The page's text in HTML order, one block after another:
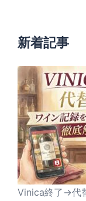
新着記事
Vinica終了→代